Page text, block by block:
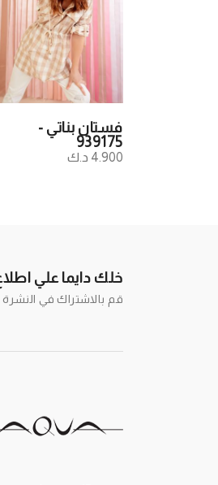
فستان بناتي -
939175
4.900 د.ك
خلك دايما علي
قم بالاشتراك في